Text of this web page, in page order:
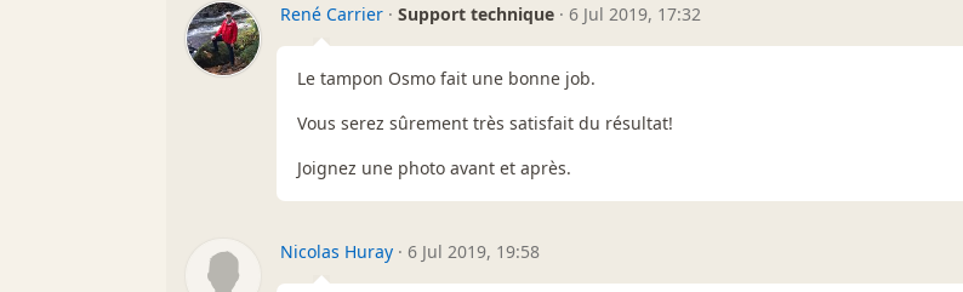
René Carrier · Support technique · 6 Jul 2019, 17:32
Le tampon Osmo fait une bonne job.
Vous serez sûrement très satisfait du résultat!
Joignez une photo avant et après.
Nicolas Huray · 6 Jul 2019, 19:58